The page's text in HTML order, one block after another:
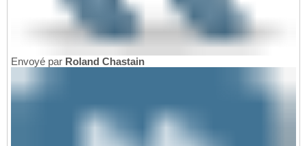
Envoyé par Roland Chastain